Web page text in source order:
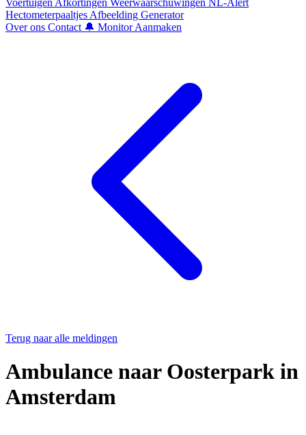
Voertuigen Afkortingen Weerwaarschuwingen NL-Alert
Hectometerpaaltjes Afbeelding Generator
Over ons Contact 🔔 Monitor Aanmaken
Terug naar alle meldingen
Ambulance naar Oosterpark in
Amsterdam